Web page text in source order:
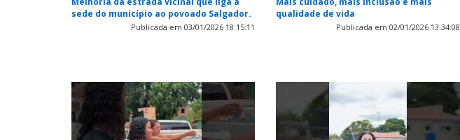
sede do município ao povoado Salgador.
Publicada em 03/01/2026 18:15:11
qualidade de vida
Publicada em 02/01/2026 13:34:08